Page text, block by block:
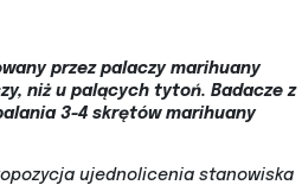
przez palaczy marihuany
niż u palących tytoń. Badacze z
3-4 skrętów marihuany
ujednolicenia stanowiska